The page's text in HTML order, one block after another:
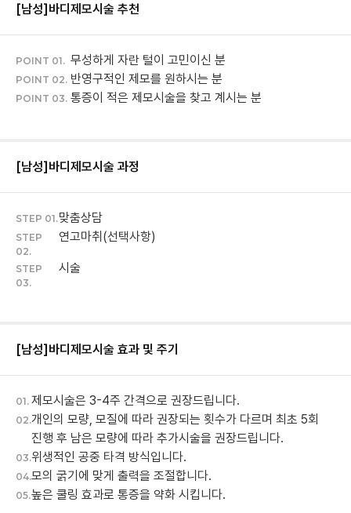
[남성]바디제모시술 추천
POINT 01. 무성하게 자란 털이 고민이신 분
POINT 02. 반영구적인 제모를 원하시는 분
POINT 03. 통증이 적은 제모시술을 찾고 계시는 분
[남성]바디제모시술 과정
STEP 01.맞춤상담
STEP
02.
연고마취(선택사항)
STEP
03.
시술
[남성]바디제모시술 효과 및 주기
01. 제모시술은 3-4주 간격으로 권장드립니다.
02.개인의 모량, 모질에 따라 권장되는 횟수가 다르며 최초 5회
진행 후 남은 모량에 따라 추가시술을 권장드립니다.
03.위생적인 공중 타격 방식입니다.
04.모의 굵기에 맞게 출력을 조절합니다.
05.높은 쿨링 효과로 통증을 약화 시킵니다.